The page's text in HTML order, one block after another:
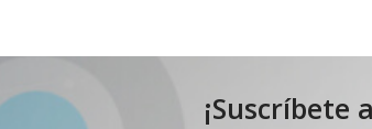
¡Suscríbete